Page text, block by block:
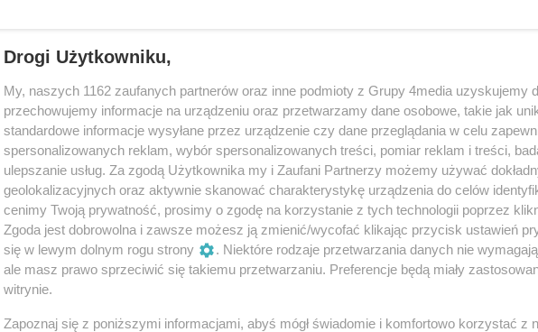
Drogi Użytkowniku,
My, naszych 1162 zaufanych partnerów oraz inne podmioty z Grupy 4media uzyskujemy
przechowujemy informacje na urządzeniu oraz przetwarzamy dane osobowe, takie jak
standardowe informacje wysyłane przez urządzenie czy dane przeglądania w celu
spersonalizowanych reklam, wybór spersonalizowanych treści, pomiar reklam i treści,
ulepszanie usług. Za zgodą Użytkownika my i Zaufani Partnerzy możemy używać
geolokalizacyjnych oraz aktywnie skanować charakterystykę urządzenia do celów
cenimy Twoją prywatność, prosimy o zgodę na korzystanie z tych technologii poprzez
Zgoda jest dobrowolna i zawsze możesz ją zmienić/wycofać klikając przycisk ustawień
się w lewym dolnym rogu strony
. Niektóre rodzaje przetwarzania danych nie
ale masz prawo sprzeciwić się takiemu przetwarzaniu. Preferencje będą miały
witrynie.
Zapoznaj się z poniższymi informacjami, abyś mógł świadomie i komfortowo korzystać z